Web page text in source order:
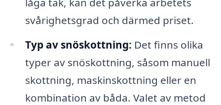
svårighetsgrad och därmed priset.
Typ av snöskottning: Det finns olika
typer av snöskottning, såsom manuell
skottning, maskinskottning eller en
kombination av båda. Valet av metod